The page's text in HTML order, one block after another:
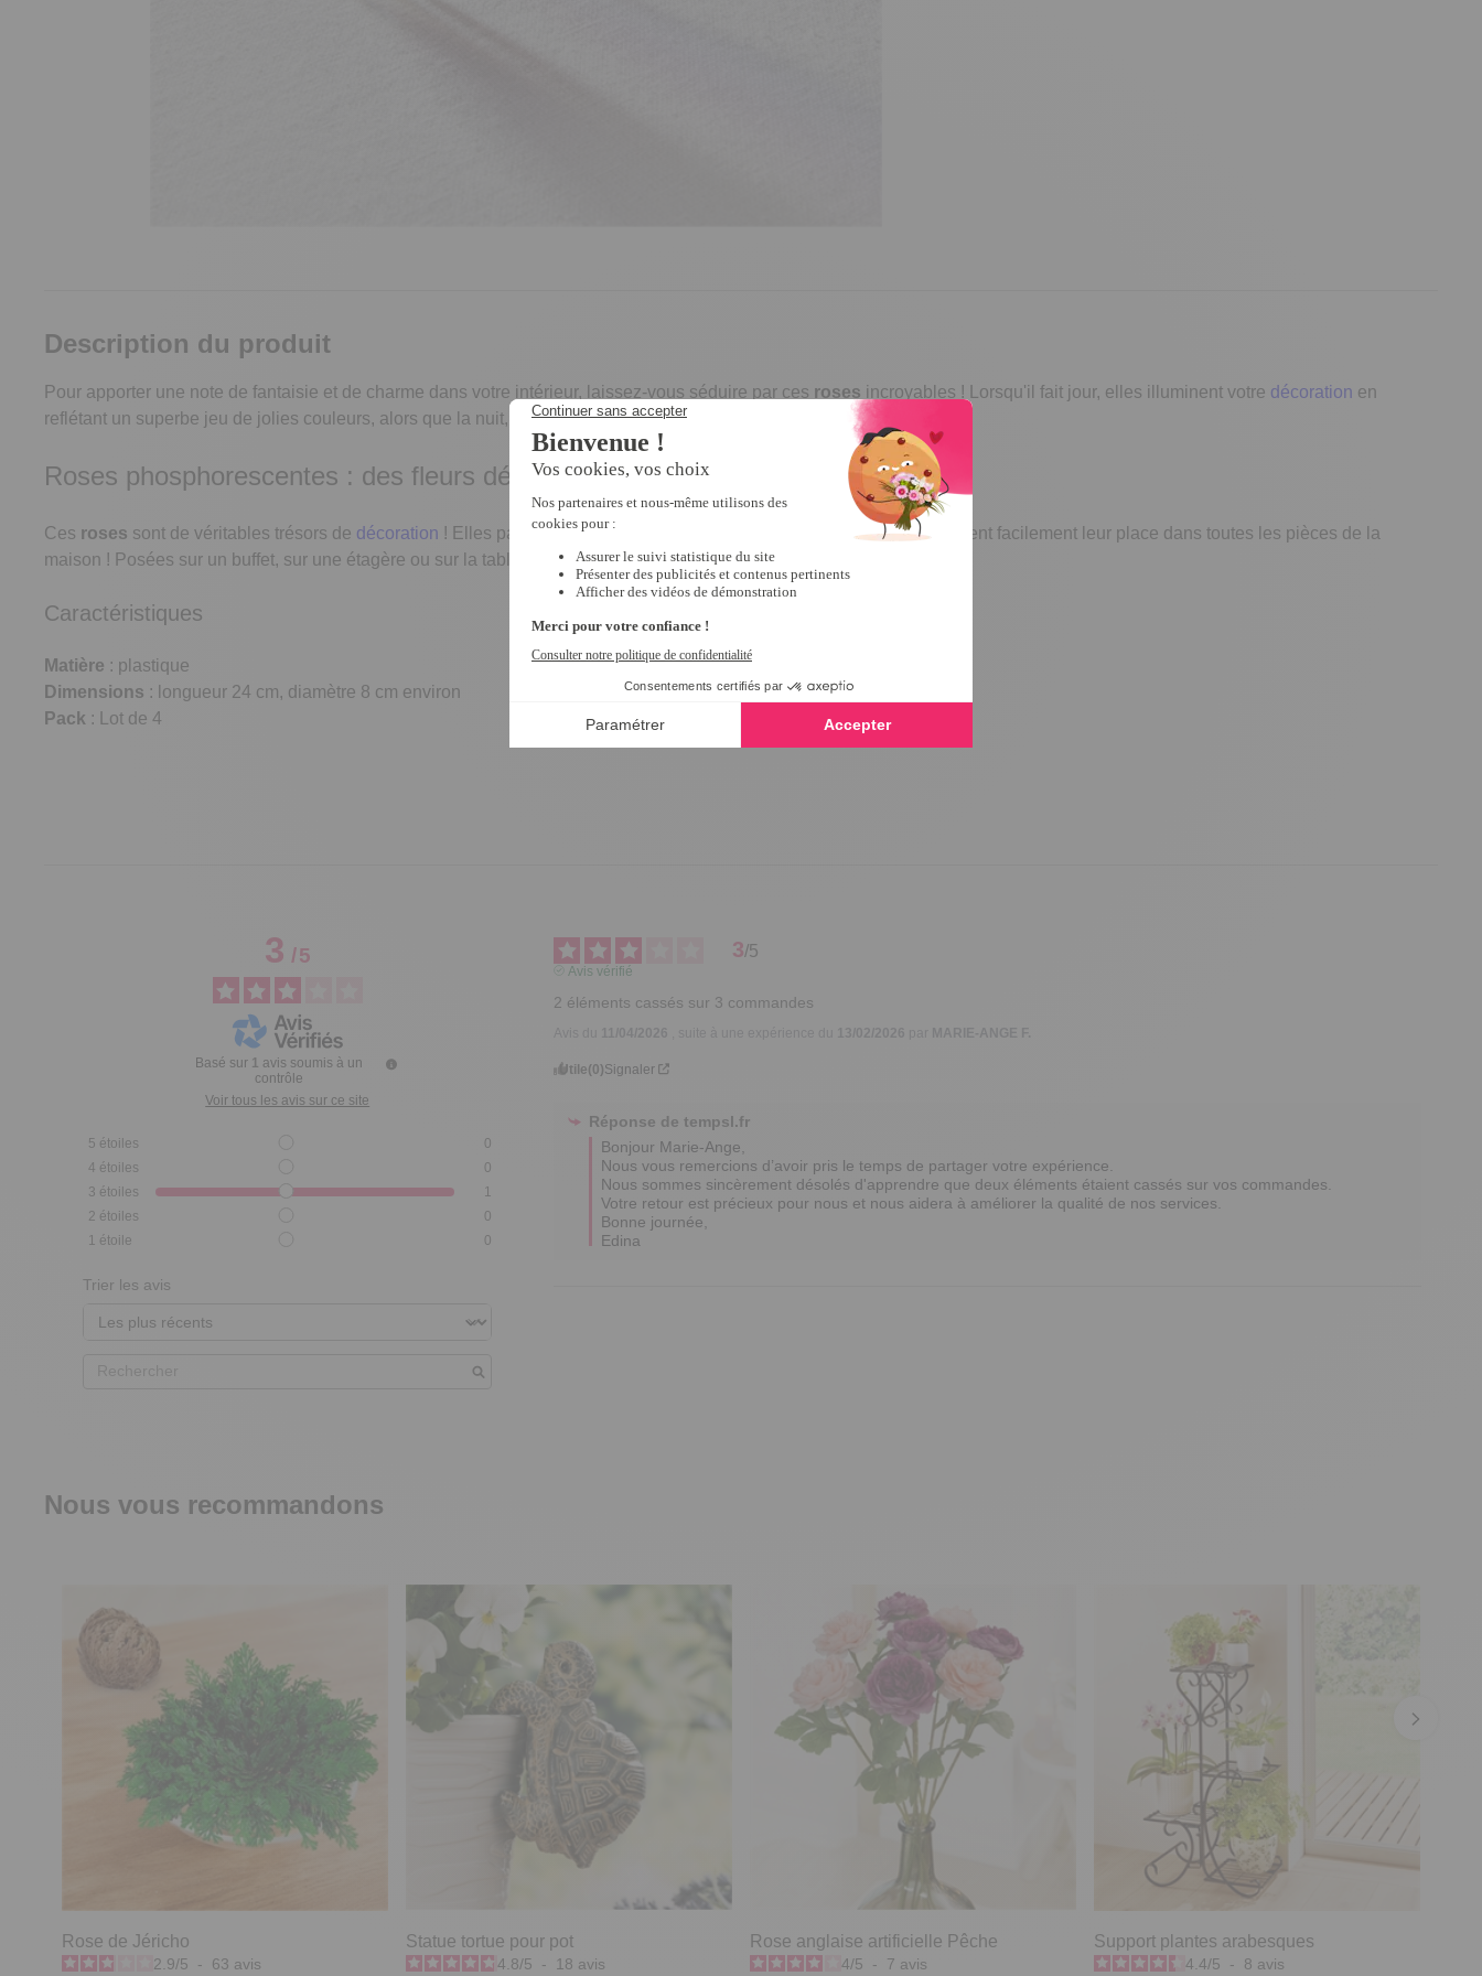
Description du produit
Pour apporter une note de fantaisie et de charme dans votre intérieur, laissez-vous séduire par ces roses incroyables ! Lorsqu'il fait jour, elles illuminent votre décoration en
reflétant un superbe jeu de jolies couleurs, alors que la nuit, elles deviennentphosphorescentes
Roses phosphorescentes : des fleurs décoratives de toute beauté
Ces roses sont de véritables trésors de décoration ! Elles paraissent si magiques et font tellement d'effet, qu'elles trouvent facilement leur place dans toutes les pièces de la
maison ! Posées sur un buffet, sur une étagère ou sur la table de fête, elles sont sublimes !
Caractéristiques
Matière : plastique
Dimensions : longueur 24 cm, diamètre 8 cm environ
Pack : Lot de 4
3/5
Basé sur 1 avis soumis à un
contrôle
Voir tous les avis sur ce site
5 étoiles
0
4 étoiles
0
3 étoiles
1
2 étoiles
0
1 étoile 0
Trier les avis
3/5
Avis vérifié
2 éléments cassés sur 3 commandes
MARIE-ANGE F.
Utile(0)Signaler
Réponse detempsl.fr
Bonjour Marie-Ange,
Nous vous remercions d’avoir pris le temps de partager votre expérience.
Nous sommes sincèrement désolés d'apprendre que deux éléments étaient cassés sur vos commandes.
Votre retour est précieux pour nous et nous aidera à améliorer la qualité de nos services.
Bonne journée,
Edina
Nous vous recommandons
Rose de Jéricho
2.9/5 - 63 avis
Statue tortue pour pot
4.8/5 - 18 avis
Rose anglaise artificielle Pêche
4/5 - 7 avis
Support plantes arabesques
4.4/5 - 8 avis